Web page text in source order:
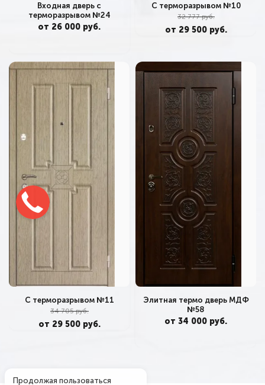
Входная дверь с
терморазрывом №24
от 26 000 руб.
С терморазрывом №10
32 777 руб.
от 29 500 руб.
С терморазрывом №11
34 705 руб.
от 29 500 руб.
Элитная термо дверь МДФ
№58
от 34 000 руб.
Продолжая пользоваться